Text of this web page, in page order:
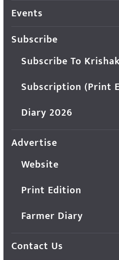
Events
Subscribe
Subscribe To
Subscription (Print
Diary 2026
Advertise
Website
Print Edition
Farmer Diary
Contact Us